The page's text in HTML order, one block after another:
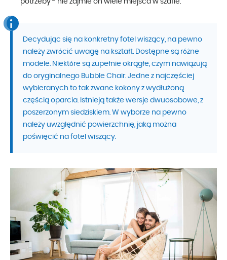
potrzeby - nie zajmie on wiele miejsca w szafie.
Decydując się na konkretny fotel wiszący, na pewno
należy zwrócić uwagę na kształt. Dostępne są różne
modele. Niektóre są zupełnie okrągłe, czym nawiązują
do oryginalnego Bubble Chair. Jedne z najczęściej
wybieranych to tak zwane kokony z wydłużoną
częścią oparcia. Istnieją także wersje dwuosobowe, z
poszerzonym siedziskiem. W wyborze na pewno
należy uwzględnić powierzchnię, jaką można
poświęcić na fotel wiszący.